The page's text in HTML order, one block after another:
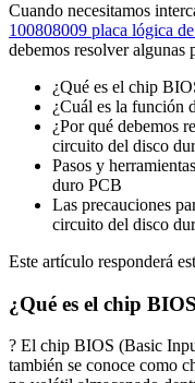
Cuando necesitamos
100808009 placa lógica
debemos resolver algunas
¿Qué es el chip
¿Cuál es la función
¿Por qué debemos
circuito del disco
Pasos y
duro PCB
Las precauciones
circuito del disco
Este artículo responderá
¿Qué es el chip
? El chip BIOS (Basic
también se conoce como